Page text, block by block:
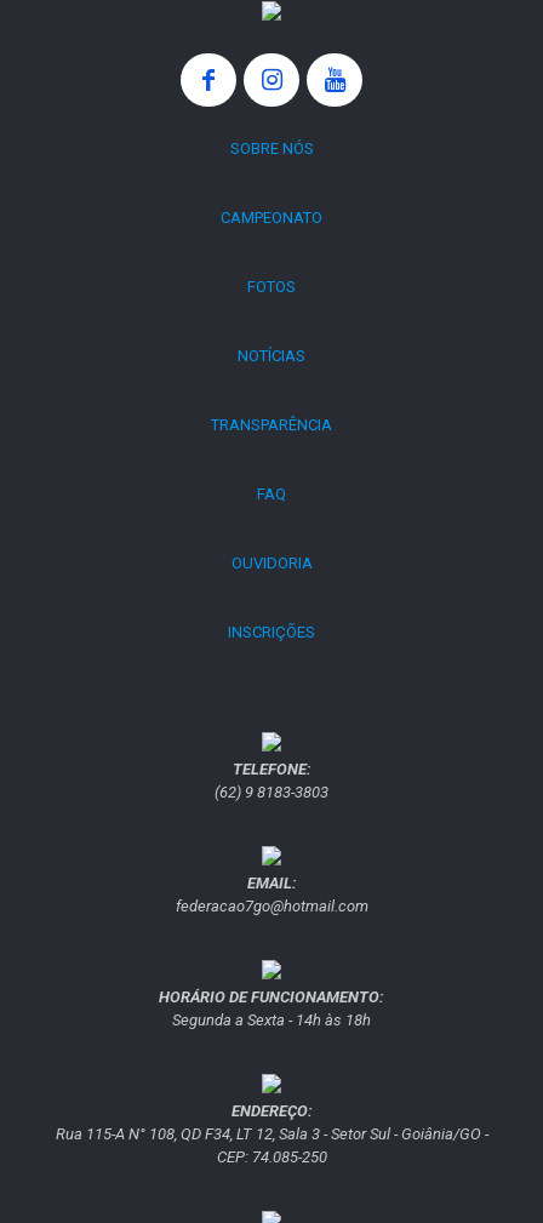
SOBRE NÓS
CAMPEONATO
FOTOS
NOTÍCIAS
TRANSPARÊNCIA
FAQ
OUVIDORIA
INSCRIÇÕES
TELEFONE:
(62) 9 8183-3803
EMAIL:
federacao7go@hotmail.com
HORÁRIO DE FUNCIONAMENTO:
Segunda a Sexta - 14h às 18h
ENDEREÇO:
Rua 115-A N° 108, QD F34, LT 12, Sala 3 - Setor Sul - Goiânia/GO -
CEP: 74.085-250